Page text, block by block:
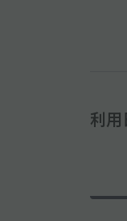
利